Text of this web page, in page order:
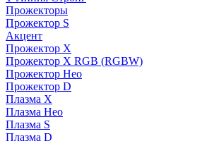
Прожекторы
Прожектор S
Акцент
Прожектор X
Прожектор Х RGB (RGBW)
Прожектор Нео
Прожектор D
Плазма X
Плазма Нео
Плазма S
Плазма D